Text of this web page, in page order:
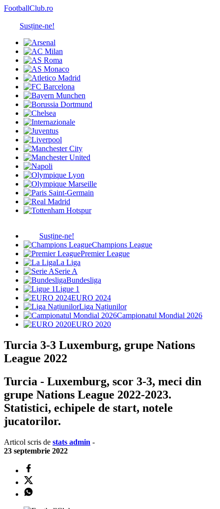
FootballClub.ro
Susține-ne!
Susține-ne!
Champions League
Premier League
La Liga
Serie A
Bundesliga
Ligue 1
EURO 2024
Liga Națiunilor
Campionatul Mondial 2026
EURO 2020
Turcia 3-3 Luxemburg, grupe Nations
League 2022
Turcia - Luxemburg, scor 3-3, meci din
grupe Nations League 2022-2023.
Statistici, echipele de start, notele
jucatorilor.
Articol scris de stats admin -
23 septembrie 2022